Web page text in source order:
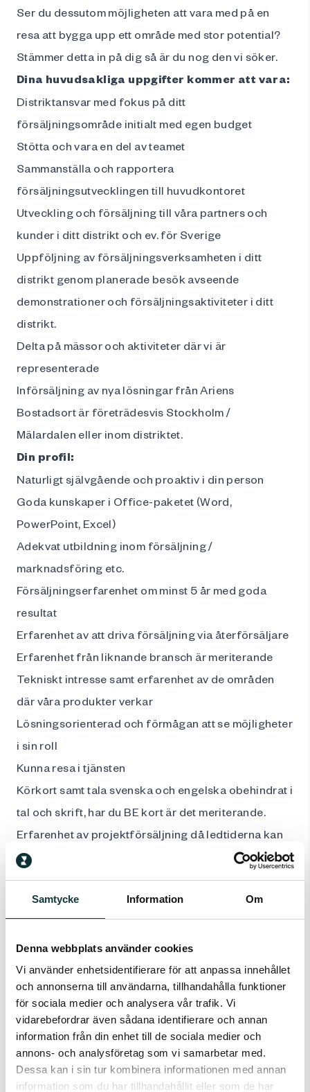
Samtycke Information Om
Denna webbplats använder cookies
Vi använder enhetsidentifierare för att anpassa innehållet
och annonserna till användarna, tillhandahålla funktioner
för sociala medier och analysera vår trafik. Vi
vidarebefordrar även sådana identifierare och annan
information från din enhet till de sociala medier och
annons- och analysföretag som vi samarbetar med.
Dessa kan i sin tur kombinera informationen med annan
information som du har tillhandahållit eller som de har
Ser du dessutom möjligheten att vara med på en
resa att bygga upp ett område med stor potential?
Stämmer detta in på dig så är du nog den vi söker.
Dina huvudsakliga uppgifter kommer att vara:
Distriktansvar med fokus på ditt
försäljningsområde initialt med egen budget
Stötta och vara en del av teamet
Sammanställa och rapportera
försäljningsutvecklingen till huvudkontoret
Utveckling och försäljning till våra partners och
kunder i ditt distrikt och ev. för Sverige
Uppföljning av försäljningsverksamheten i ditt
distrikt genom planerade besök avseende
demonstrationer och försäljningsaktiviteter i ditt
distrikt.
Delta på mässor och aktiviteter där vi är
representerade
Införsäljning av nya lösningar från Ariens
Bostadsort är företrädesvis Stockholm /
Mälardalen eller inom distriktet.
Din profil:
Naturligt självgående och proaktiv i din person
Goda kunskaper i Office-paketet (Word,
PowerPoint, Excel)
Adekvat utbildning inom försäljning /
marknadsföring etc.
Försäljningserfarenhet om minst 5 år med goda
resultat
Erfarenhet av att driva försäljning via återförsäljare
Erfarenhet från liknande bransch är meriterande
Tekniskt intresse samt erfarenhet av de områden
där våra produkter verkar
Lösningsorienterad och förmågan att se möjligheter
i sin roll
Kunna resa i tjänsten
Körkort samt tala svenska och engelska obehindrat i
tal och skrift, har du BE kort är det meriterande.
Erfarenhet av projektförsäljning då ledtiderna kan
vara längre
Vi erbjuder:
Fast lön med ev bonus
Hemmakontor
Demo / showroom på vårt huvudkontor
Bra försäkringar och pensionssystem
Företagsbil samt mobil och dator.
Möjlighet att vara med på en spännande resa där
våra produkter gör skillnad.
Om arbetsgivaren:
Ariens Scandinavia AS
är en av marknadens